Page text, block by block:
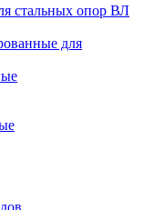
стальных опор ВЛ
для